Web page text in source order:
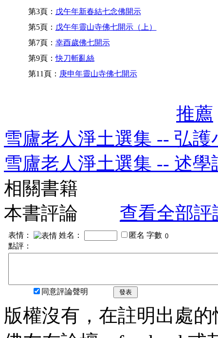
第3頁： 戊午年新春結七念佛開示
第5頁： 戊午年靈山寺佛七開示（上）
第7頁： 幸酉歲佛七開示
第9頁：快刀斬亂絲
第11頁： 庚申年靈山寺佛七開示
推薦
雪廬老人淨土選集 -- 弘
雪廬老人淨土選集 -- 述
相關書籍
本書評論
查看全部評
表情： 姓名： 匿名 字數
點評：
同意評論聲明 發表
版權沒有，在註明出處